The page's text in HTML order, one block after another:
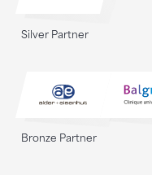
Silver Partner
Bronze Partner